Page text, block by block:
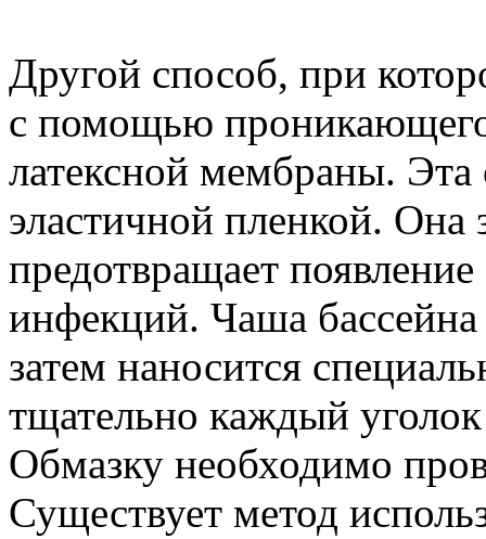
Другой способ, при
с помощью проникающего
латексной мембраны. Эта
эластичной пленкой. Она
предотвращает
инфекций. Чаша
затем наносится
тщательно каждый
Обмазку необходимо
Существует метод